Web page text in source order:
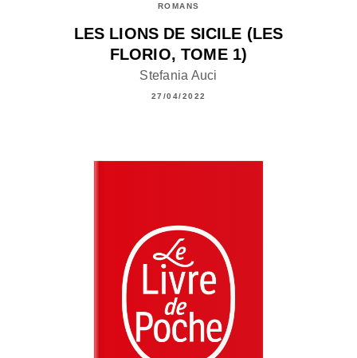
ROMANS
LES LIONS DE SICILE (LES
FLORIO, TOME 1)
Stefania Auci
27/04/2022